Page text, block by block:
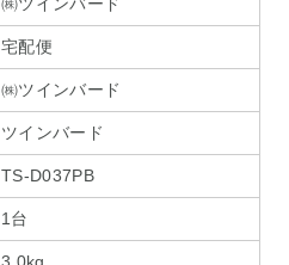
㈱ツインバード
宅配便
㈱ツインバード
ツインバード
TS-D037PB
1台